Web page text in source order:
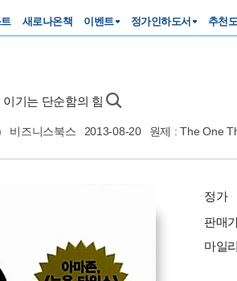
새로나온책 이벤트 정가인하도서 추천
기는 단순함의 힘
비즈니스북스 2013-08-20 원제 : The One
정가
판매
마일